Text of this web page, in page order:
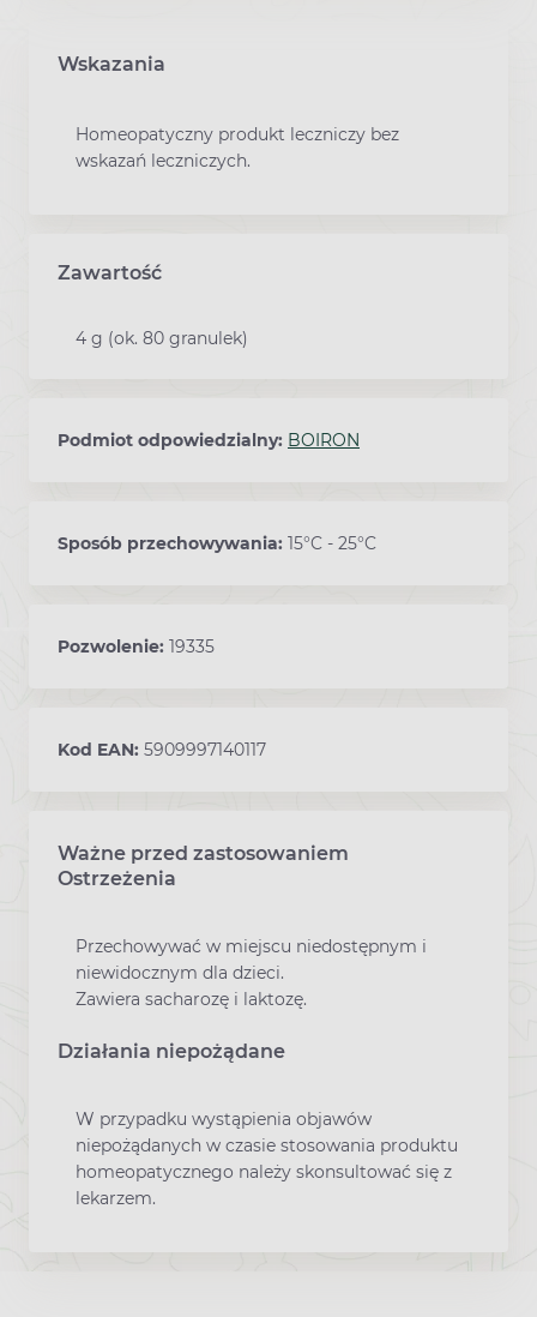
Wskazania
Homeopatyczny produkt leczniczy bez
wskazań leczniczych.
Zawartość
4 g (ok. 80 granulek)
Podmiot odpowiedzialny: BOIRON
Sposób przechowywania: 15°C - 25°C
Pozwolenie: 19335
Kod EAN: 5909997140117
Ważne przed zastosowaniem
Ostrzeżenia
Przechowywać w miejscu niedostępnym i
niewidocznym dla dzieci.
Zawiera sacharozę i laktozę.
Działania niepożądane
W przypadku wystąpienia objawów
niepożądanych w czasie stosowania produktu
homeopatycznego należy skonsultować się z
lekarzem.